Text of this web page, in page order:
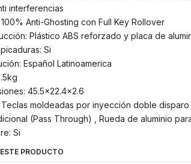
interferencias
Anti-Ghosting con Full Key Rollover
Plástico ABS reforzado y placa de
Si
Español Latinoamerica
45.5×22.4×2.6
Teclas moldeadas por inyección doble
(Pass Through) , Rueda de aluminio
Si
PRODUCTO